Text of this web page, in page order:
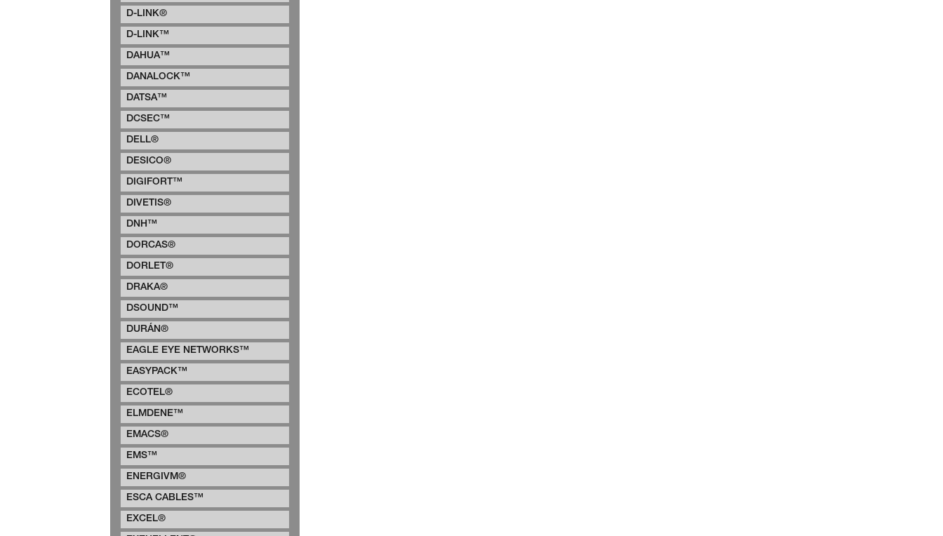
D-LINK®
D-LINK™
DAHUA™
DANALOCK™
DATSA™
DCSEC™
DELL®
DESICO®
DIGIFORT™
DIVETIS®
DNH™
DORCAS®
DORLET®
DRAKA®
DSOUND™
DURÁN®
EAGLE EYE NETWORKS™
EASYPACK™
ECOTEL®
ELMDENE™
EMACS®
EMS™
ENERGIVM®
ESCA CABLES™
EXCEL®